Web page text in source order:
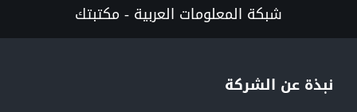
شبكة المعلومات العربية - مكتبتك
نبذة عن الشركة